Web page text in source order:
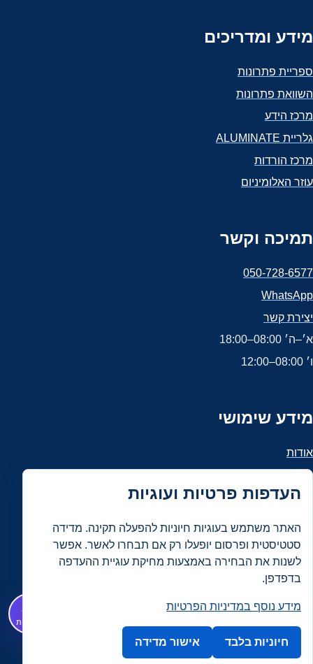
מידע ומדריכים
ספריית פתרונות
השוואת פתרונות
מרכז הידע
גלריית ALUMINATE
מרכז הורדות
עוזר האלומיניום
תמיכה וקשר
050-728-6577
WhatsApp
יצירת קשר
א׳–ה׳ 08:00–18:00
ו׳ 08:00–12:00
מידע שימושי
אודות
הצהרת נגישות
מדיניות פרטיות ו־Cookies
מפת האתר
עדכונים ו־RSS
העדפות Cookies
האתר המקומי פועל לפי עקרונות נגישות AA ומפעיל מדידה רק
בהתאם לבחירת המשתמש.
חזרה למעלה
גרסה מקומית
העדפות פרטיות ועוגיות
האתר משתמש בעוגיות חיוניות להפעלה תקינה. מדידה
סטטיסטית ופרסום יופעלו רק אם תבחרו לאשר. אפשר
לשנות את הבחירה באמצעות מחיקת עוגיית ההעדפה
בדפדפן.
מידע נוסף במדיניות הפרטיות
חיוניות בלבד אישור מדידה